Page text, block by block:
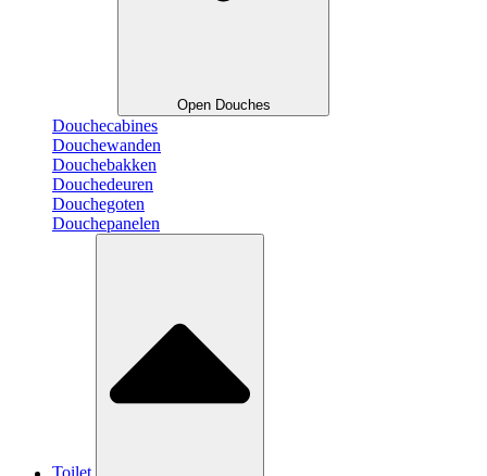
Open Douches
Douchecabines
Douchewanden
Douchebakken
Douchedeuren
Douchegoten
Douchepanelen